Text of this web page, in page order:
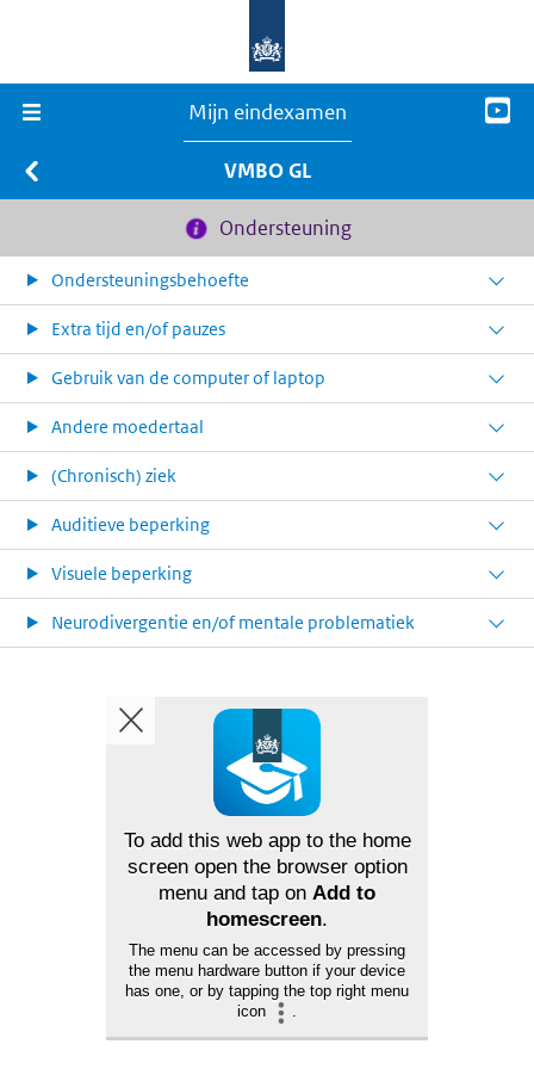
Mijn eindexamen
VMBO GL
Ondersteuning
Ondersteuningsbehoefte
Extra tijd en/of pauzes
Gebruik van de computer of laptop
Andere moedertaal
(Chronisch) ziek
Auditieve beperking
Visuele beperking
Neurodivergentie en/of mentale problematiek
To add this web app to the home
screen open the browser option
menu and tap on Add to
homescreen.
The menu can be accessed by pressing
the menu hardware button if your device
has one, or by tapping the top right menu
icon
.